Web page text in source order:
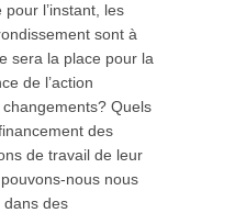
l’instant, les
sont à
sera la place pour la
de l’action
Quels
des
de travail de leur
nous nous
dans des